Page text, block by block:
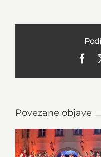
Povezane objave